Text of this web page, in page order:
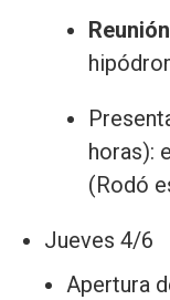
horas):
(Rodó
Jueves 4/6
Apertura